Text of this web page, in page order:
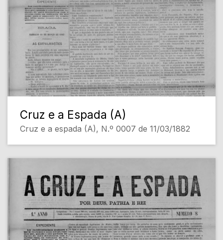
Cruz e a Espada (A)
Cruz e a espada (A), N.º 0007 de 11/03/1882